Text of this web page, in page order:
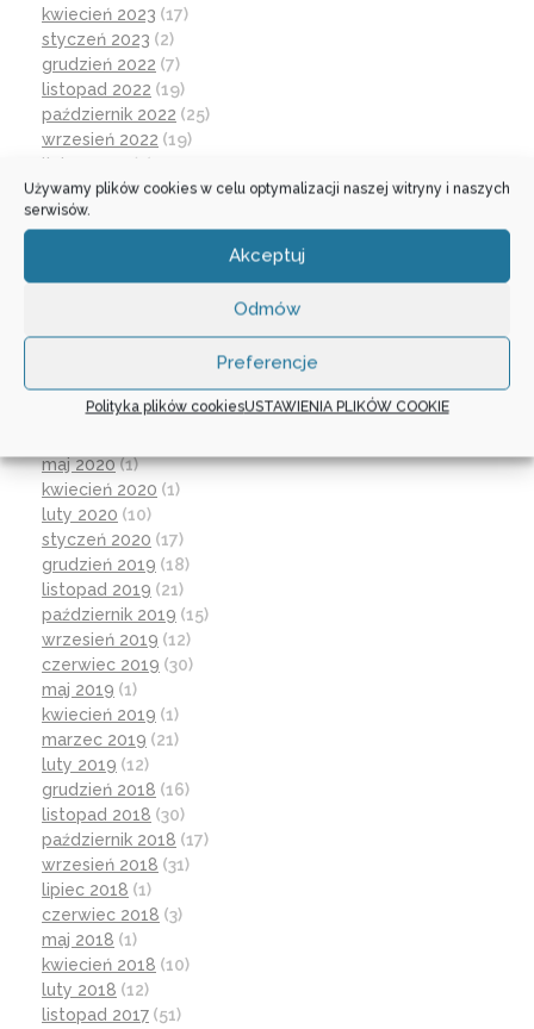
Używamy plików cookies w celu optymalizacji naszej witryny i naszych
serwisów.
Akceptuj
Odmów
Preferencje
Polityka plików cookiesUSTAWIENIA PLIKÓW COOKIE
kwiecień 2023 (17)
styczeń 2023 (2)
grudzień 2022 (7)
listopad 2022 (19)
październik 2022 (25)
wrzesień 2022 (19)
lipiec 2022
(2)
czerwiec 2022(32)
maj 2022
październik 2021(2)
sierpień 2021(4)
czerwiec 2021(27)
wrzesień 2020(23)
maj 2020(1)
kwiecień 2020 (1)
luty 2020 (10)
styczeń 2020 (17)
grudzień 2019 (18)
listopad 2019 (21)
październik 2019 (15)
wrzesień 2019 (12)
czerwiec 2019 (30)
maj 2019 (1)
kwiecień 2019 (1)
marzec 2019 (21)
luty 2019 (12)
grudzień 2018 (16)
listopad 2018 (30)
październik 2018 (17)
wrzesień 2018 (31)
lipiec 2018 (1)
czerwiec 2018 (3)
maj 2018 (1)
kwiecień 2018 (10)
luty 2018 (12)
listopad 2017 (51)